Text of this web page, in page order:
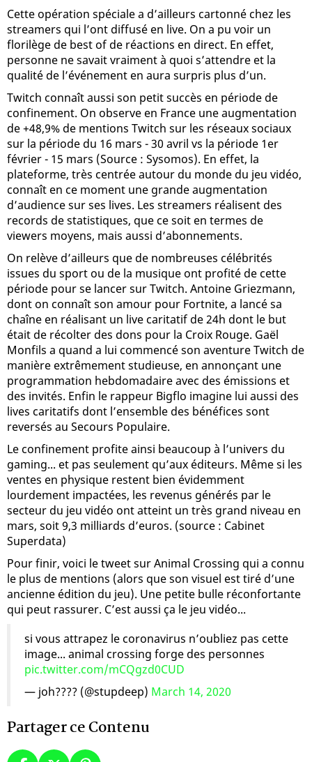
Cette opération spéciale a d’ailleurs cartonné chez les
streamers qui l’ont diffusé en live. On a pu voir un
florilège de best of de réactions en direct. En effet,
personne ne savait vraiment à quoi s’attendre et la
qualité de l’événement en aura surpris plus d’un.
Twitch connaît aussi son petit succès en période de
confinement. On observe en France une augmentation
de +48,9% de mentions Twitch sur les réseaux sociaux
sur la période du 16 mars - 30 avril vs la période 1er
février - 15 mars (Source : Sysomos). En effet, la
plateforme, très centrée autour du monde du jeu vidéo,
connaît en ce moment une grande augmentation
d’audience sur ses lives. Les streamers réalisent des
records de statistiques, que ce soit en termes de
viewers moyens, mais aussi d’abonnements.
On relève d’ailleurs que de nombreuses célébrités
issues du sport ou de la musique ont profité de cette
période pour se lancer sur Twitch. Antoine Griezmann,
dont on connaît son amour pour Fortnite, a lancé sa
chaîne en réalisant un live caritatif de 24h dont le but
était de récolter des dons pour la Croix Rouge. Gaël
Monfils a quand a lui commencé son aventure Twitch de
manière extrêmement studieuse, en annonçant une
programmation hebdomadaire avec des émissions et
des invités. Enfin le rappeur Bigflo imagine lui aussi des
lives caritatifs dont l’ensemble des bénéfices sont
reversés au Secours Populaire.
Le confinement profite ainsi beaucoup à l’univers du
gaming... et pas seulement qu’aux éditeurs. Même si les
ventes en physique restent bien évidemment
lourdement impactées, les revenus générés par le
secteur du jeu vidéo ont atteint un très grand niveau en
mars, soit 9,3 milliards d’euros. (source : Cabinet
Superdata)
Pour finir, voici le tweet sur Animal Crossing qui a connu
le plus de mentions (alors que son visuel est tiré d’une
ancienne édition du jeu). Une petite bulle réconfortante
qui peut rassurer. C’est aussi ça le jeu vidéo...
si vous attrapez le coronavirus n’oubliez pas cette
image... animal crossing forge des personnes
pic.twitter.com/mCQgzd0CUD
— joh???? (@stupdeep) March 14, 2020
Partager ce Contenu